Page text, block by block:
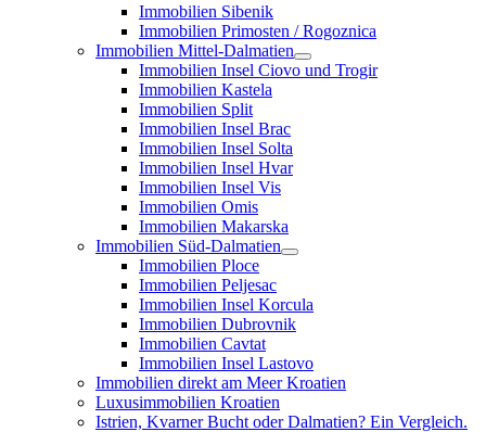
Immobilien Sibenik
Immobilien Primosten / Rogoznica
Immobilien Mittel-Dalmatien
Immobilien Insel Ciovo und Trogir
Immobilien Kastela
Immobilien Split
Immobilien Insel Brac
Immobilien Insel Solta
Immobilien Insel Hvar
Immobilien Insel Vis
Immobilien Omis
Immobilien Makarska
Immobilien Süd-Dalmatien
Immobilien Ploce
Immobilien Peljesac
Immobilien Insel Korcula
Immobilien Dubrovnik
Immobilien Cavtat
Immobilien Insel Lastovo
Immobilien direkt am Meer Kroatien
Luxusimmobilien Kroatien
Istrien, Kvarner Bucht oder Dalmatien? Ein Vergleich.